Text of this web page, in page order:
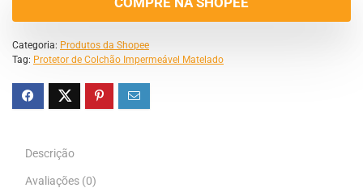
Categoria: Produtos da Shopee
Tag: Protetor de Colchão Impermeável Matelado
Descrição
Avaliações (0)